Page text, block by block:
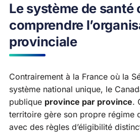
Le système de santé
comprendre
provinciale
Contrairement à la France où la
système national unique, le
publique province par province.
territoire gère son propre régime
avec des règles d’éligibilité